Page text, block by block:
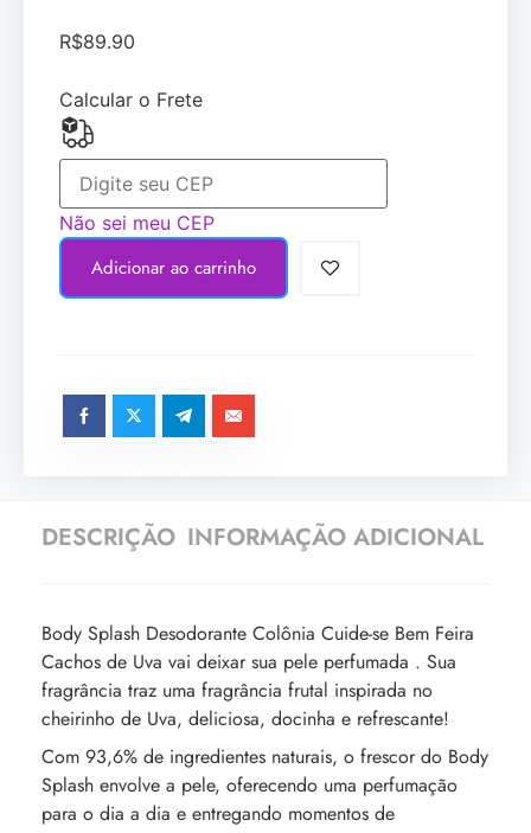
R$89.90
Calcular o Frete
Não sei meu CEP
Adicionar ao carrinho
DESCRIÇÃO INFORMAÇÃO ADICIONAL
Body Splash Desodorante Colônia Cuide-se Bem Feira
Cachos de Uva vai deixar sua pele perfumada . Sua
fragrância traz uma fragrância frutal inspirada no
cheirinho de Uva, deliciosa, docinha e refrescante!
Com 93,6% de ingredientes naturais, o frescor do Body
Splash envolve a pele, oferecendo uma perfumação
para o dia a dia e entregando momentos de